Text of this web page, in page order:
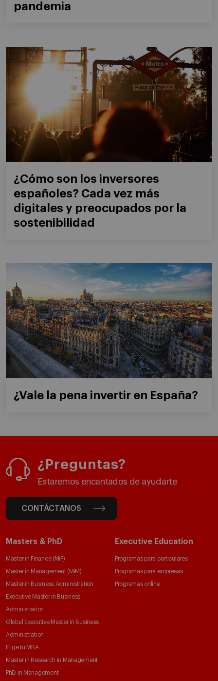
pandemia
¿Cómo son los inversores
españoles? Cada vez más
digitales y preocupados por la
sostenibilidad
¿Vale la pena invertir en España?
¿Preguntas?
Estaremos encantados de ayudarte
CONTÁCTANOS
Masters & PhD
Master in Finance (MiF)
Master in Management (MiM)
Master in Business Administration
Executive Master in Business
Administration
Global Executive Master in Business
Administration
Elige tu MBA
Master in Research in Management
PhD in Management
Executive Education
Programas para particulares
Programas para empresas
Programas online